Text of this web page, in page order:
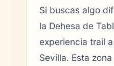
Si buscas algo
la Dehesa de
experiencia trail
Sevilla. Esta